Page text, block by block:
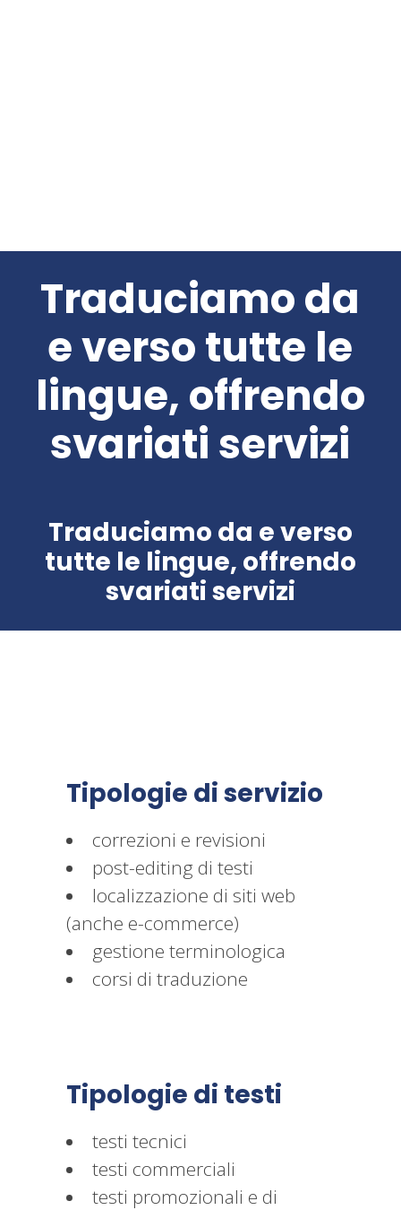
Traduciamo da
e verso tutte le
lingue, offrendo
svariati servizi
Traduciamo da e verso
tutte le lingue, offrendo
svariati servizi
Tipologie di servizio
correzioni e revisioni
post-editing di testi
localizzazione di siti web
(anche e-commerce)
gestione terminologica
corsi di traduzione
Tipologie di testi
testi tecnici
testi commerciali
testi promozionali e di